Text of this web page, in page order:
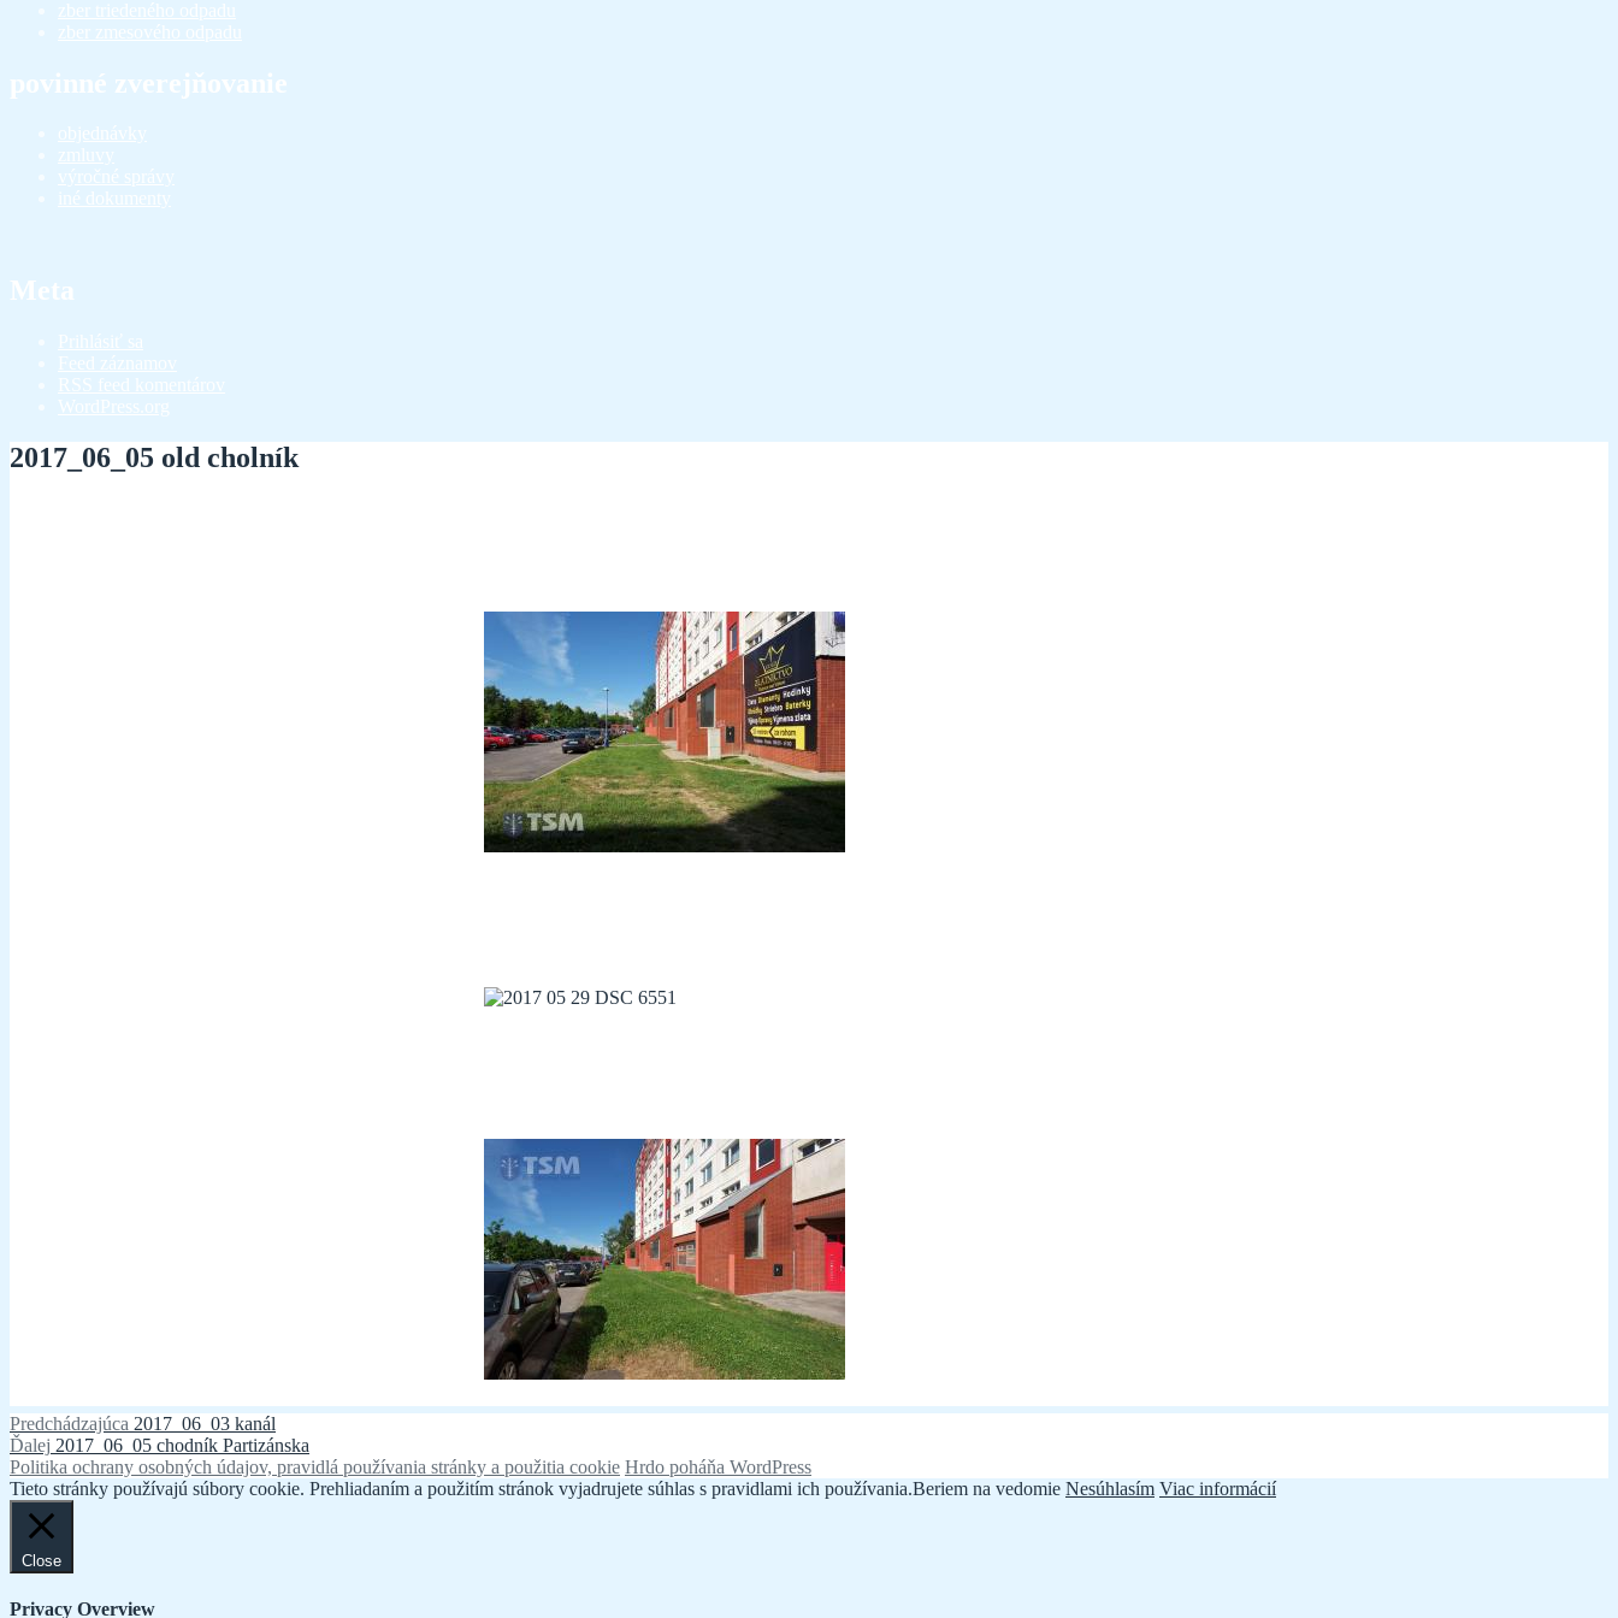
zber triedeného odpadu
zber zmesového odpadu
povinné zverejňovanie
objednávky
zmluvy
výročné správy
iné dokumenty
Meta
Prihlásiť sa
Feed záznamov
RSS feed komentárov
WordPress.org
2017_06_05 old cholník
Navigácia
v
článku
Predchádzajúca Predchádzajúci
článok:
2017_06_03 kanál
Ďalej Ďalší
článok:
2017_06_05 chodník Partizánska
Politika ochrany osobných údajov, pravidlá používania stránky a použitia cookie Hrdo poháňa WordPress
Tieto stránky používajú súbory cookie. Prehliadaním a použitím stránok vyjadrujete súhlas s pravidlami ich používania.Beriem na vedomie Nesúhlasím Viac informácií
Close
Privacy Overview